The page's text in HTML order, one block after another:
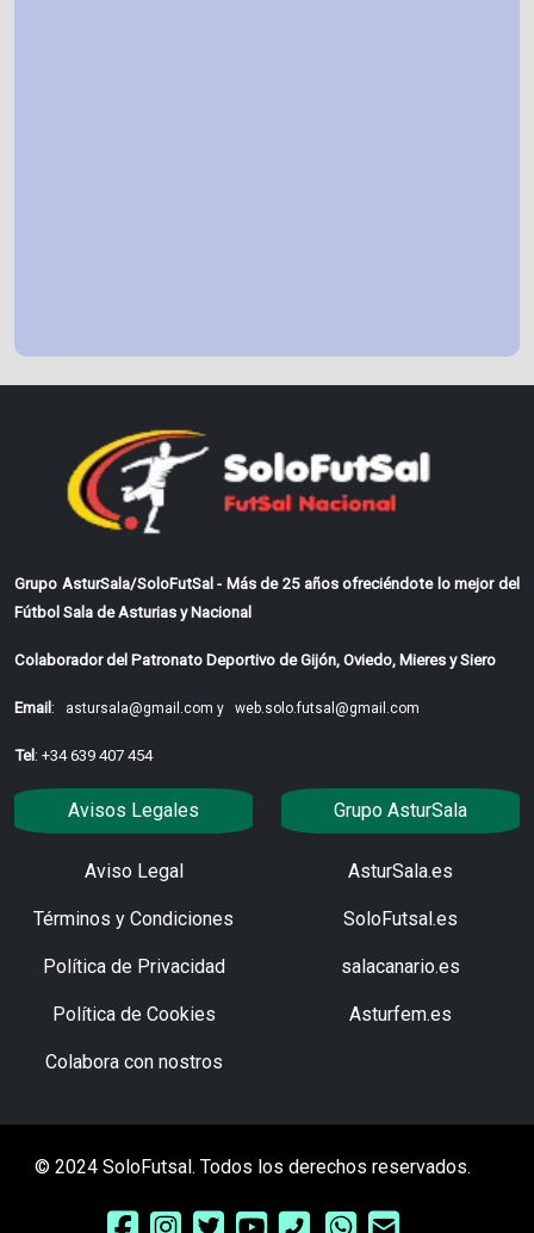
Grupo AsturSala/SoloFutSal - Más de 25 años ofreciéndote lo mejor del
Fútbol Sala de Asturias y Nacional
Colaborador del Patronato Deportivo de Gijón, Oviedo, Mieres y Siero
Email: astursala@gmail.com y web.solo.futsal@gmail.com
Tel: +34 639 407 454
Avisos Legales
Aviso Legal
Términos y Condiciones
Política de Privacidad
Política de Cookies
Colabora con nostros
Grupo AsturSala
AsturSala.es
SoloFutsal.es
salacanario.es
Asturfem.es
© 2024 SoloFutsal. Todos los derechos reservados.